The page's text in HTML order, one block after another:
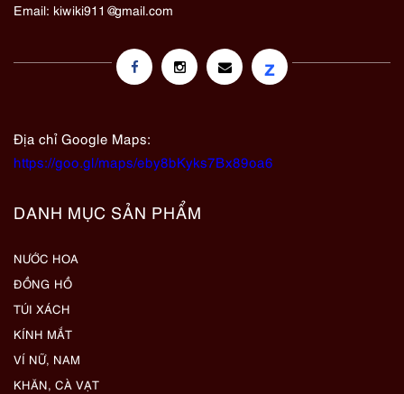
Email: kiwiki911@gmail.com
z
Địa chỉ Google Maps:
https://goo.gl/maps/eby8bKyks7Bx89oa6
DANH MỤC SẢN PHẨM
NƯỚC HOA
ĐỒNG HỒ
TÚI XÁCH
KÍNH MẮT
VÍ NỮ, NAM
KHĂN, CÀ VẠT